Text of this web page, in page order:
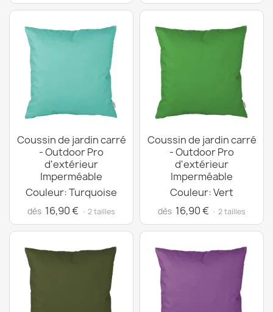
Coussin de jardin carré
- Outdoor Pro
d'extérieur
Imperméable
Couleur: Turquoise
dès 16,90 € · 2 tailles
Coussin de jardin carré
- Outdoor Pro
d'extérieur
Imperméable
Couleur: Vert
dès 16,90 € · 2 tailles